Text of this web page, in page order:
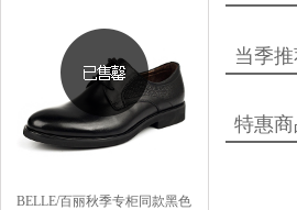
BELLE/百丽秋季专柜同款黑色
当季
特惠商